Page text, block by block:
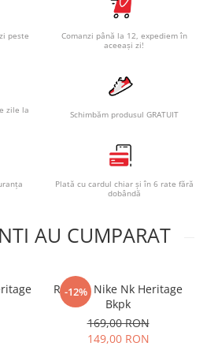
peste
Comanzi până la 12, expediem în
aceeași zi!
zile la
Schimbăm produsul GRATUIT
Plată cu cardul chiar și în 6 rate fără
dobândă
AU CUMPARAT
-12%
Rucsac Nike Nk Heritage
Bkpk
169,00 RON
149,00 RON